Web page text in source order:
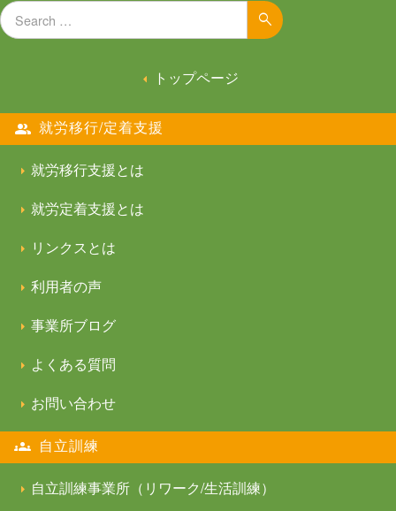
Search for: Search
トップページ
就労移行/定着支援
就労移行支援とは
就労定着支援とは
リンクスとは
利用者の声
事業所ブログ
よくある質問
お問い合わせ
自立訓練
自立訓練事業所（リワーク/生活訓練）